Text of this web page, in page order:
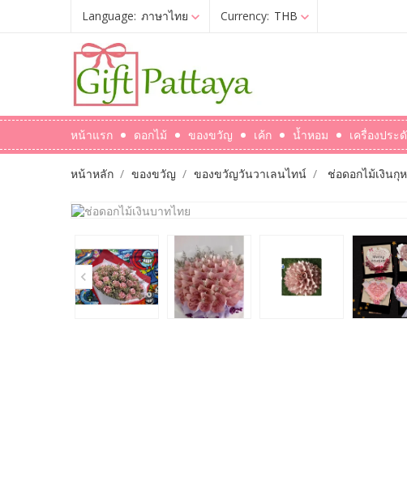
Language: ภาษาไทย Currency: THB
หน้าแรก ดอกไม้ ของขวัญ เค้ก น้ำหอม เครื่องประ
หน้าหลัก ของขวัญ ของขวัญวันวาเลนไทน์ ช่อดอกไม้เงินกุ